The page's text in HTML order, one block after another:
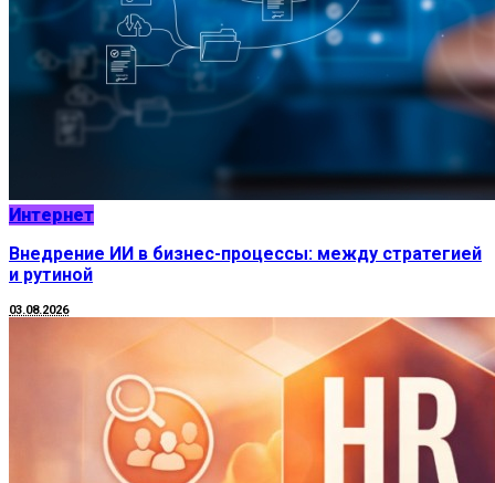
Интернет
Внедрение ИИ в бизнес-процессы: между стратегией
и рутиной
03.08.2026